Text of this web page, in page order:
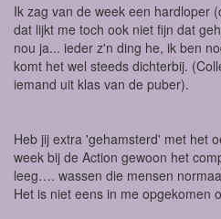
Ik zag van de week een hardloper
dat lijkt me toch ook niet fijn dat
nou ja... ieder z'n ding he, ik ben
komt het wel steeds dichterbij.
iemand uit klas van de puber).
Heb jij extra 'gehamsterd' met het
week bij de Action gewoon het
leeg…. wassen die mensen
Het is niet eens in me opgekomen